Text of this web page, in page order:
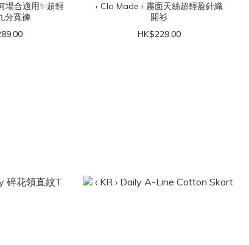
分寬褲
‹ Clo Made › 霧面天絲超輕盈針織
開衫
HK$229.00